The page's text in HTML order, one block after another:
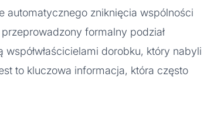
automatycznego zniknięcia wspólności
formalny podział
dorobku, który nabyli
to kluczowa informacja, która często